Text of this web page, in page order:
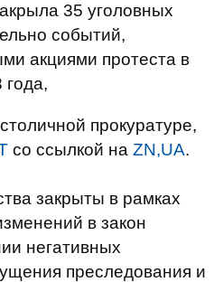
35 уголовных
событий,
акциями протеста в
года,
прокуратуре,
со ссылкой на ZN,UA.
закрыты в рамках
в закон
негативных
преследования и